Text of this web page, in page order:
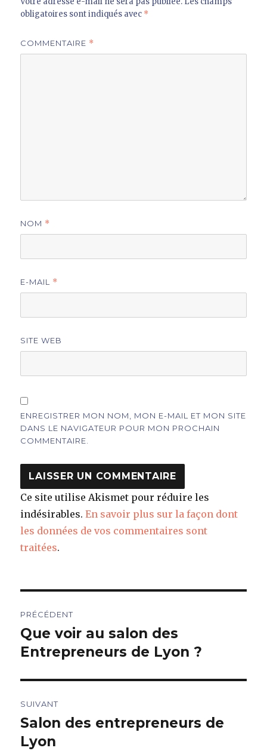
obligatoires sont indiqués avec *
COMMENTAIRE *
NOM *
E-MAIL *
SITE WEB
ENREGISTRER MON NOM, MON E-MAIL ET MON SITE
DANS LE NAVIGATEUR POUR MON PROCHAIN
COMMENTAIRE.
Ce site utilise Akismet pour réduire les
indésirables.En savoir plus sur la façon dont
les données de vos commentaires sont
traitées.
de
l’article
PRÉCÉDENT
Article
précédent :
Que voir au salon des
Entrepreneurs de Lyon ?
SUIVANT
Article
suivant :
Salon des entrepreneurs de
Lyon